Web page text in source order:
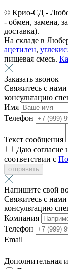
© Крио-СД -
- обмен, замена,
доставка).
На складе в
ацетилен,
пищевая смесь.
Заказать звонок
Свяжитесь с
консультацию
Имя
Телефон
Текст сообщения
Даю согласие
соответствии с
отправить
Напишите свой
Свяжитесь с
консультацию
Компания
Телефон
Email
Дополнительная